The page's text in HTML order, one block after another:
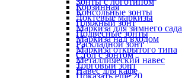
Консольные зонты
Пляжный зонт
Подвесные зонты
Раскладной зонт
Стол с зонтом
Торговый зонт
Показать ещё 20
Корзинная
Локтевые маркизы
Маркиза для зимнего сада
Маркиза над входом
Маркиза открытого типа
Металлический навес
Навес для кафе